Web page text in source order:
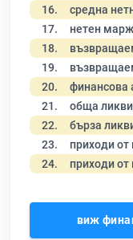
16. средна
17. нетен марж
18.
19.
20. финансова
21. обща
22. бърза
23. приходи
24. приходи от
виж